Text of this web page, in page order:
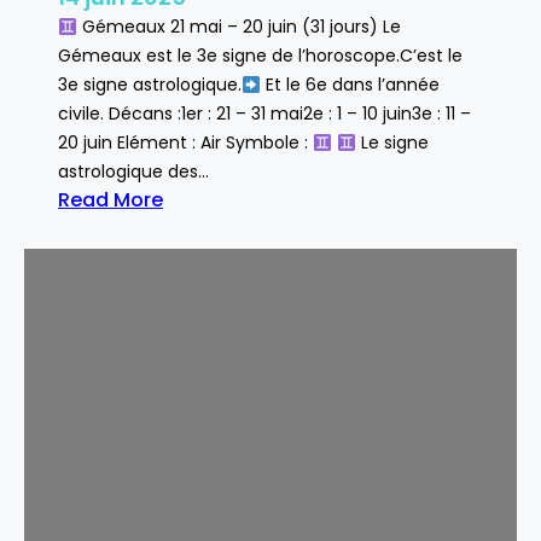
Gémeaux 21 mai – 20 juin (31 jours) Le
Gémeaux est le 3e signe de l’horoscope.C’est le
3e signe astrologique.
Et le 6e dans l’année
civile. Décans :1er : 21 – 31 mai2e : 1 – 10 juin3e : 11 –
20 juin Elément : Air Symbole :
Le signe
astrologique des…
Read More
G